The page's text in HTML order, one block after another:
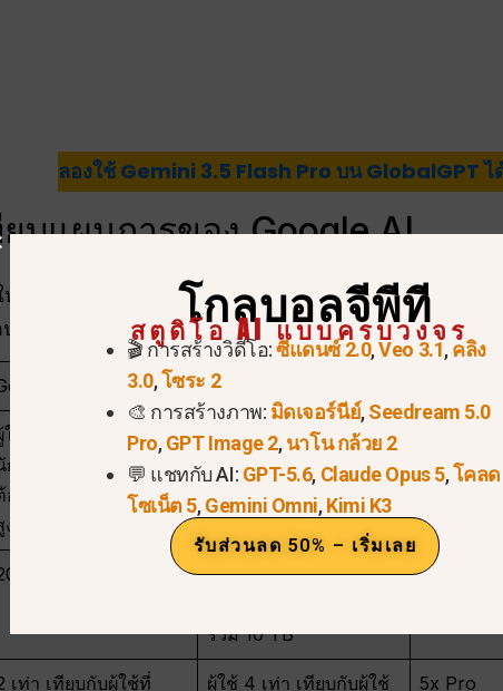
ลองใช้ Gemini 3.5 Flash Pro บน GlobalGPT ไ
ยบแผนการของ Google AI
ห้เปรียบเทียบข้อมูลจำเพาะอย่างเป็นทางการต่อไปนี้. ให้
ริมาณข้อมูลที่ AI สามารถประมวลผลได้ในคราวเดียว.
AI Plus Google AI Pro
ใช้ AI แบบทั่วไป
กเรียน นักศึกษา งานที่
องการประสิทธิภาพไม่
ผู้ใช้ระดับสูง, ผู้
สร้างสรรค์, นักพัฒนา,
นักวิจัย
ผู้สร้างเ
และผู้ใช้ท
GB
5 TB บนตารางแผน;
รวม 10 TB
20 เทราไบ
เท่า เทียบกับผู้ใช้ที่
ผู้ใช้ 4 เท่า เทียบกับผู้ใช้
5x Pro
โกลบอลจีพีที
สตูดิโอ AI แบบครบวงจร
🎬 การสร้างวิดีโอ:ซีแดนซ์ 2.0,Veo 3.1,คลิง
3.0,โซระ 2
🎨 การสร้างภาพ: มิดเจอร์นีย์,Seedream 5.0
Pro,GPT Image 2,นาโน กล้วย 2
💬 แชทกับ AI: GPT-5.6, Claude Opus 5,โคลด
โซเน็ต 5,Gemini Omni,Kimi K3
รับส่วนลด 50% – เริ่มเลย